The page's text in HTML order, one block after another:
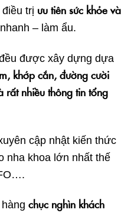
trị ưu tiên sức khỏe và
– làm ẩu.
được xây dựng dựa
khớp cắn, đường cười
rất nhiều thông tin tổng
cập nhật kiến thức
nha khoa lớn nhất thế
chục nghìn khách